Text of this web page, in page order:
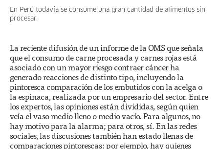
En Perú todavía se consume una gran cantidad de alimentos sin
procesar.
La reciente difusión de un informe de la OMS que señala
que el consumo de carne procesada y carnes rojas está
asociado con un mayor riesgo contraer cáncer ha
generado reacciones de distinto tipo, incluyendo la
pintoresca comparación de los embutidos con la acelga o
la espinaca, realizada por un empresario del sector. Entre
los expertos, las opiniones están divididas, según quien
veía el vaso medio lleno o medio vacío. Para algunos, no
hay motivo para la alarma; para otros, sí. En las redes
sociales, las discusiones también han estado llenas de
comparaciones pintorescas: por ejemplo, hay quienes